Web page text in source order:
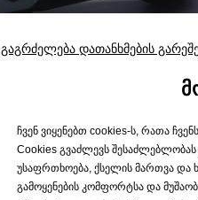
გაგრძელება დათანხმების
ჩვენ ვიყენებთ cookies-ს, რათა
Cookies გვაძლევს
უსაფრთხოება, ქსელის მართვა და
გამოყენების კომფორტსა და